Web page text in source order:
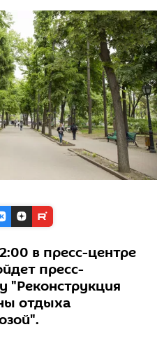
в пресс-центре
пресс-
"Реконструкция
отдыха